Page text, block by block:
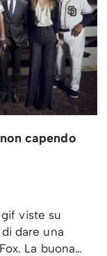
capendo
viste su
dare una
La buona…